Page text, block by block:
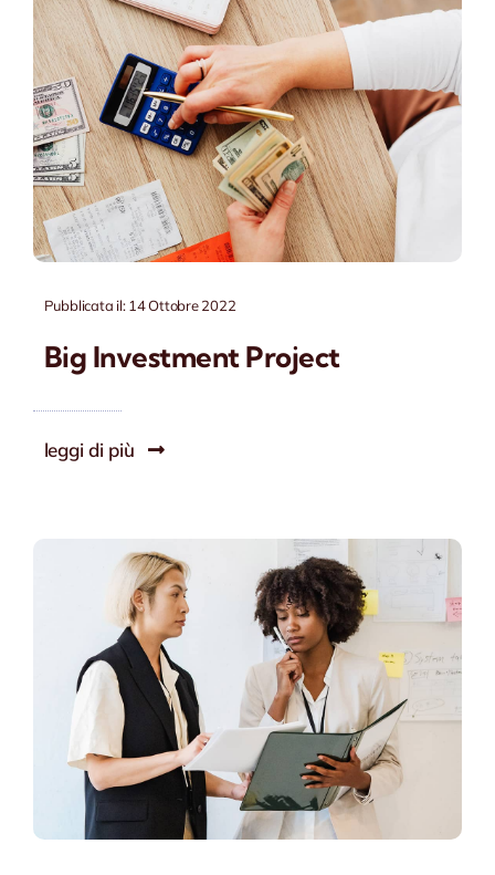
Contatti
Pubblicata il: 14 Ottobre 2022
Big Investment Project
leggi di più